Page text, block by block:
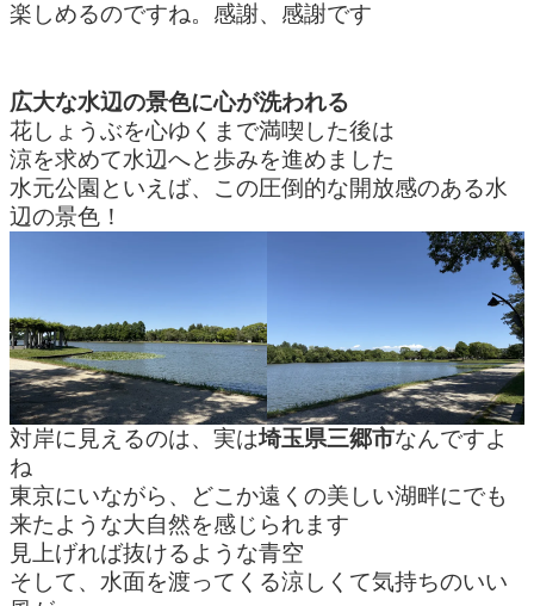
楽しめるのですね。感謝、感謝です
広大な水辺の景色に心が洗われる
花しょうぶを心ゆくまで満喫した後は
涼を求めて水辺へと歩みを進めました
水元公園といえば、この圧倒的な開放感のある水
辺の景色！
対岸に見えるのは、実は埼玉県三郷市なんですよ
ね
東京にいながら、どこか遠くの美しい湖畔にでも
来たような大自然を感じられます
見上げれば抜けるような青空
そして、水面を渡ってくる涼しくて気持ちのいい